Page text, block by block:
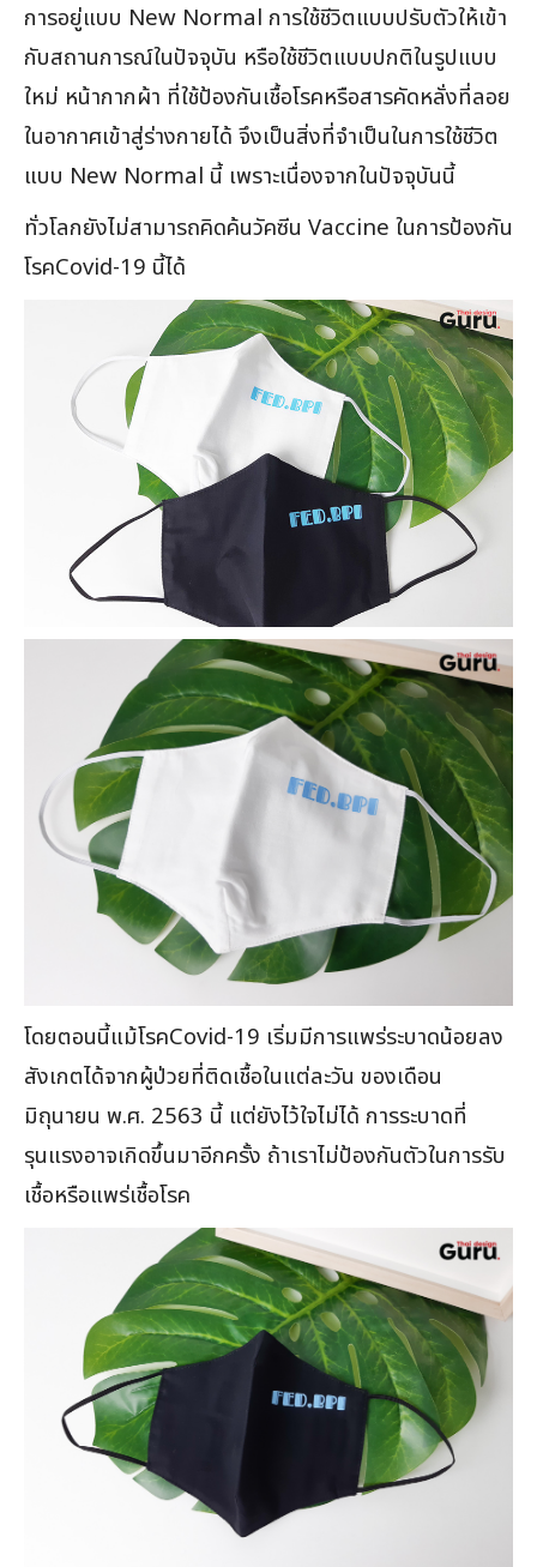
การอยู่แบบ New Normal การใช้ชีวิตแบบปรับตัวให้เข้า
กับสถานการณ์ในปัจจุบัน หรือใช้ชีวิตแบบปกติในรูปแบบ
ใหม่ หน้ากากผ้า ที่ใช้ป้องกันเชื้อโรคหรือสารคัดหลั่งที่ลอย
ในอากาศเข้าสู่ร่างกายได้ จึงเป็นสิ่งที่จำเป็นในการใช้ชีวิต
แบบ New Normal นี้ เพราะเนื่องจากในปัจจุบันนี้
ทั่วโลกยังไม่สามารถคิดค้นวัคซีน Vaccine ในการป้องกัน
โรคCovid-19 นี้ได้
โดยตอนนี้แม้โรคCovid-19 เริ่มมีการแพร่ระบาดน้อยลง
สังเกตได้จากผู้ป่วยที่ติดเชื้อในแต่ละวัน ของเดือน
มิถุนายน พ.ศ. 2563 นี้ แต่ยังไว้ใจไม่ได้ การระบาดที่
รุนแรงอาจเกิดขึ้นมาอีกครั้ง ถ้าเราไม่ป้องกันตัวในการรับ
เชื้อหรือแพร่เชื้อโรค